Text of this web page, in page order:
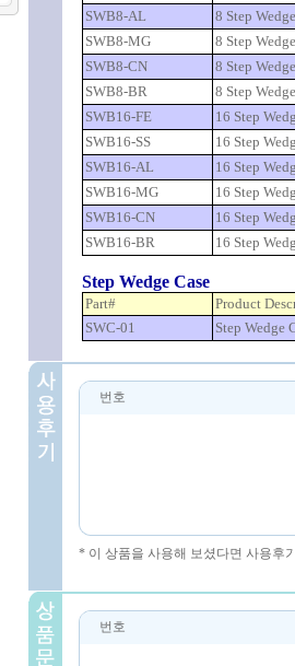
SWB8-AL
8 Step
SWB8-MG
8 Step
SWB8-CN
8 Step
SWB8-BR
8 Step
SWB16-FE
16 Step
SWB16-SS
16 Step
SWB16-AL
16 Step
SWB16-MG
16 Step
SWB16-CN
16 Step
SWB16-BR
16 Step
Step Wedge Case
Part#
Product
SWC-01
Step Wedge
번호
* 이 상품을 사용해 보셨다면 사용후
번호